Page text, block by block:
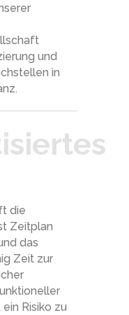
und
in
die
Zeitplan
das
Zeit zur
Risiko zu